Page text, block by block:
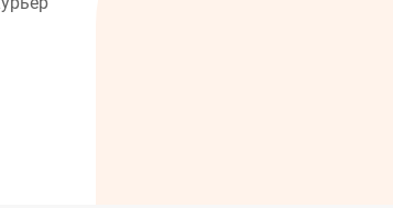
плит